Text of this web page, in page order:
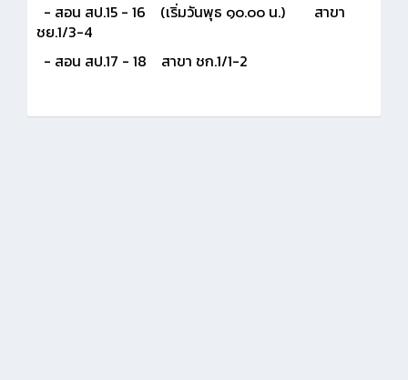
- สอน สป.15 - 16 (เริ่มวันพุธ ๑๐.๐๐ น.) สาขา
ชย.1/3-4
- สอน สป.17 - 18 สาขา ชก.1/1-2